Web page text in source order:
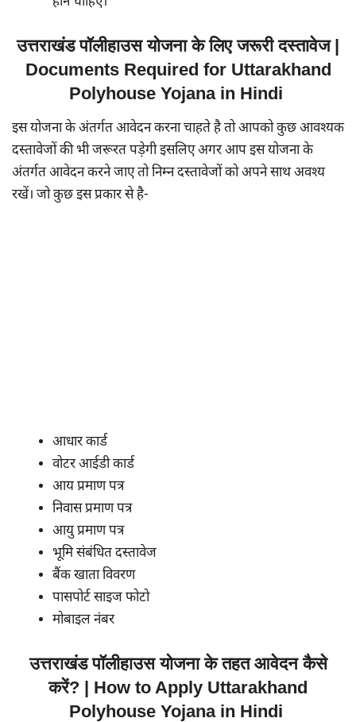
उत्तराखंड पॉलीहाउस योजना के लिए जरूरी दस्तावेज |
Documents Required for Uttarakhand
Polyhouse Yojana in Hindi
इस योजना के अंतर्गत आवेदन करना चाहते है तो आपको कुछ आवश्यक
दस्तावेजों की भी जरूरत पड़ेगी इसलिए अगर आप इस योजना के
अंतर्गत आवेदन करने जाए तो निम्न दस्तावेजों को अपने साथ अवश्य
रखें। जो कुछ इस प्रकार से है-
आधार कार्ड
वोटर आईडी कार्ड
आय प्रमाण पत्र
निवास प्रमाण पत्र
आयु प्रमाण पत्र
भूमि संबंधित दस्तावेज
बैंक खाता विवरण
पासपोर्ट साइज फोटो
मोबाइल नंबर
उत्तराखंड पॉलीहाउस योजना के तहत आवेदन कैसे
करें? | How to Apply Uttarakhand
Polyhouse Yojana in Hindi